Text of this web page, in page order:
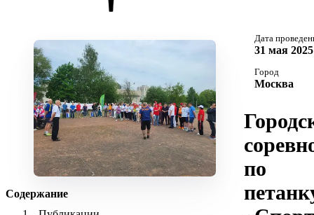
Содержание
Дата
31 мая
Город
Москва
по